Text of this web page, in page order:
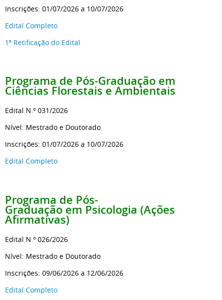
Inscrições: 01/07/2026 a 10/07/2026
Edital Completo
1ª Retificação do Edital
Programa de Pós-Graduação em
Ciências Florestais e Ambientais
Edital N.º 031/2026
Nível: Mestrado e Doutorado
Inscrições: 01/07/2026 a 10/07/2026
Edital Completo
Programa de Pós-
Graduação em Psicologia (Ações
Afirmativas)
Edital N.º 026/2026
Nível: Mestrado e Doutorado
Inscrições: 09/06/2026 a 12/06/2026
Edital Completo